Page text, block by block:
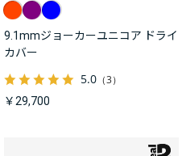
9.1mmジョーカーユニコア ドライ
カバー
5.0 （3）
￥29,700